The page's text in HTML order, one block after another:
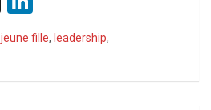
n
ke
dI
jeune fille, leadership,